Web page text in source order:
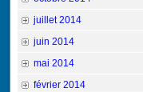
juillet 2014
juin 2014
mai 2014
février 2014